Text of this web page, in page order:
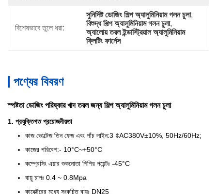
বিশেষভাবে তুলে ধরা:
সুনির্দিষ্ট ডোজিং শিল্প অ্যালুমিনিয়াম গলন চুলা,
বিশুদ্ধ শিল্প অ্যালুমিনিয়াম গলন চুলা,
অ্যালোয় তরল ইন্ডাস্ট্রিয়াল অ্যালুমিনিয়াম
ফ্লিটিং ফার্নেস
পণ্যের বিবরণ
স্পষ্টতা ডোজিং পরিষ্কার খাদ তরল জন্য শিল্প অ্যালুমিনিয়াম গলন চুলা
1. প্রযুক্তিগত প্রয়োজনীয়তা
কাজ ভোল্টেজ তিন ফেজ এবং পাঁচ লাইন:3 ¢AC380V±10%, 50Hz/60Hz;
কাজের পরিবেশ:- 10°C~+50°C
কম্প্রেসিং এয়ার শুকনোতা শিশির পয়েন্টঃ -45°C
বায়ু চাপঃ 0.4 ~ 0.8Mpa
কানেক্টরের মধ্যে সংকুচিত বায়ুঃ DN25